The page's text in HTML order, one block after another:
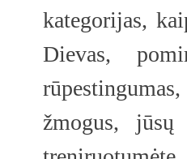
kategorijas,
Dievas,
žmogus,